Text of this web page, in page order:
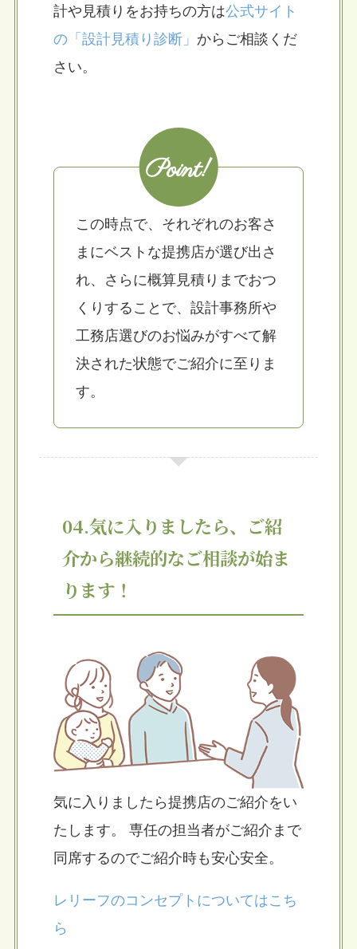
計や見積りをお持ちの方は公式サイト
の「設計見積り診断」 からご相談くだ
さい。
Point!
この時点で、それぞれのお客さ
まにベストな提携店が選び出さ
れ、さらに概算見積りまでおつ
くりすることで、設計事務所や
工務店選びのお悩みがすべて解
決された状態でご紹介に至りま
す。
04.気に入りましたら、ご紹
介から継続的なご相談が始ま
ります！
気に入りましたら提携店のご紹介をい
たします。 専任の担当者がご紹介まで
同席するのでご紹介時も安心安全。
レリーフのコンセプトについてはこち
ら